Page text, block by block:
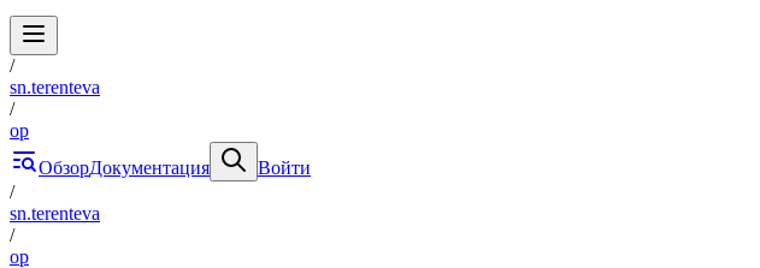
/
sn.terenteva
/
op
ОбзорДокументация
Войти
/
sn.terenteva
/
op